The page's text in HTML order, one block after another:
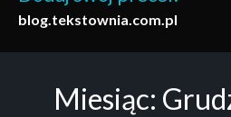
blog.tekstownia.com.pl
Miesiąc: